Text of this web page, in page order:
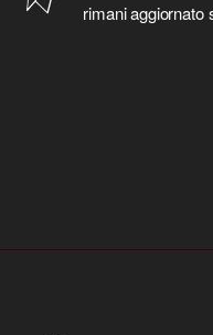
rimani aggiornato